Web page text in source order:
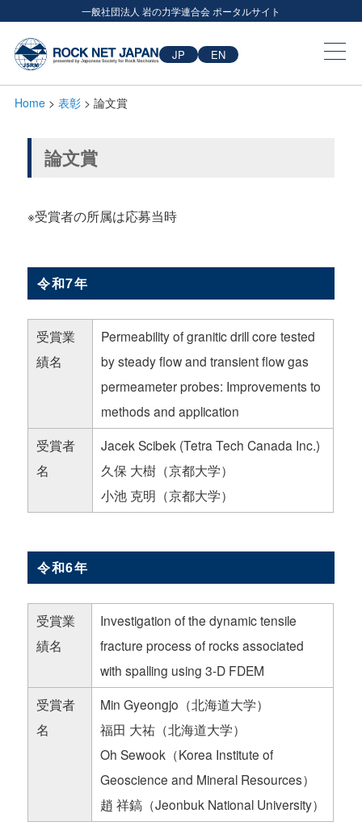
一般社団法人 岩の力学連合会 ポータルサイト
JP EN
Home > 表彰 > 論文賞
論文賞
※受賞者の所属は応募当時
令和7年
受賞業
績名
Permeability of granitic drill core tested
by steady flow and transient flow gas
permeameter probes: Improvements to
methods and application
受賞者
名
Jacek Scibek (Tetra Tech Canada Inc.)
久保 大樹（京都大学）
小池 克明（京都大学）
令和6年
受賞業
績名
Investigation of the dynamic tensile
fracture process of rocks associated
with spalling using 3-D FDEM
受賞者
名
Min Gyeongjo（北海道大学）
福田 大祐（北海道大学）
Oh Sewook（Korea Institute of
Geoscience and Mineral Resources）
趙 祥鎬（Jeonbuk National University）